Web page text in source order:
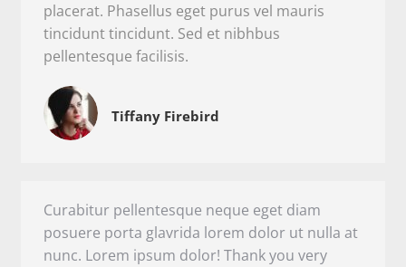
placerat. Phasellus eget purus vel mauris
tincidunt tincidunt. Sed et nibhbus
pellentesque facilisis.
Tiffany Firebird
Curabitur pellentesque neque eget diam
posuere porta glavrida lorem dolor ut nulla at
nunc. Lorem ipsum dolor! Thank you very